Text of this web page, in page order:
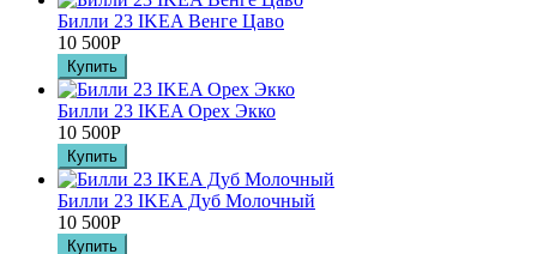
Билли 23 IKEA Венге Цаво
10 500Р
Билли 23 IKEA Орех Экко
10 500Р
Билли 23 IKEA Дуб Молочный
10 500Р